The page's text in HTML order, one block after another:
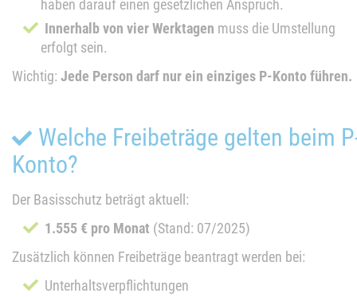
haben darauf einen gesetzlichen Anspruch.
Innerhalb von vier Werktagen muss die Umstellung
erfolgt sein.
Wichtig: Jede Person darf nur ein einziges P-Konto führen.
Welche Freibeträge gelten beim
Konto?
Der Basisschutz beträgt aktuell:
1.555 € pro Monat (Stand: 07/2025)
Zusätzlich können Freibeträge beantragt werden bei:
Unterhaltsverpflichtungen